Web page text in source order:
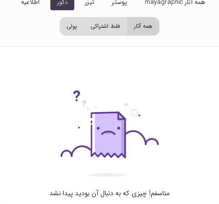
همه آثار mayagraphic پوستر تیزر دکور اطلاعیه
همه آثار فقط اشتراکی پولی
متاسفم! چیزی که به دنبال آن بودید پیدا نشد